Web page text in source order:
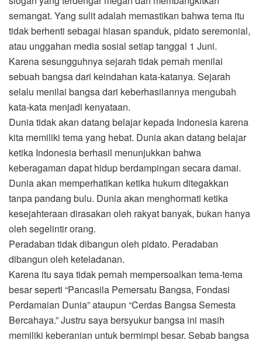
semangat. Yang sulit adalah memastikan bahwa tema itu
tidak berhenti sebagai hiasan spanduk, pidato seremonial,
atau unggahan media sosial setiap tanggal 1 Juni.
Karena sesungguhnya sejarah tidak pernah menilai
sebuah bangsa dari keindahan kata-katanya. Sejarah
selalu menilai bangsa dari keberhasilannya mengubah
kata-kata menjadi kenyataan.
Dunia tidak akan datang belajar kepada Indonesia karena
kita memiliki tema yang hebat. Dunia akan datang belajar
ketika Indonesia berhasil menunjukkan bahwa
keberagaman dapat hidup berdampingan secara damai.
Dunia akan memperhatikan ketika hukum ditegakkan
tanpa pandang bulu. Dunia akan menghormati ketika
kesejahteraan dirasakan oleh rakyat banyak, bukan hanya
oleh segelintir orang.
Peradaban tidak dibangun oleh pidato. Peradaban
dibangun oleh keteladanan.
Karena itu saya tidak pernah mempersoalkan tema-tema
besar seperti “Pancasila Pemersatu Bangsa, Fondasi
Perdamaian Dunia” ataupun “Cerdas Bangsa Semesta
Bercahaya.” Justru saya bersyukur bangsa ini masih
memiliki keberanian untuk bermimpi besar. Sebab bangsa